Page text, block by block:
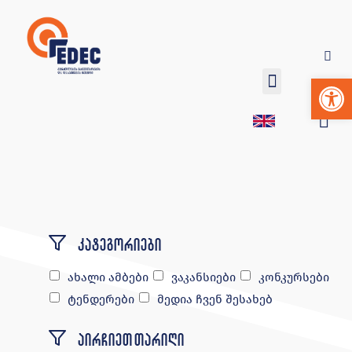
კატეგორიები
ახალი ამბები ვაკანსიები
კონკურსები
ტენდერები
მედია ჩვენ შესახებ
აირჩიეთ თარიღი